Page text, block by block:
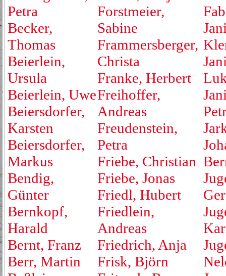
Petra
Becker,
Thomas
Beierlein,
Ursula
Beierlein, Uwe
Beiersdorfer,
Karsten
Beiersdorfer,
Markus
Bendig,
Günter
Bernkopf,
Harald
Bernt, Franz
Berr, Martin
Forstmeier,
Sabine
Frammersberger,
Christa
Franke, Herbert
Freihoffer,
Andreas
Freudenstein,
Petra
Friebe, Christian
Friebe, Jonas
Friedl, Hubert
Friedlein,
Andreas
Friedrich, Anja
Frisk, Björn